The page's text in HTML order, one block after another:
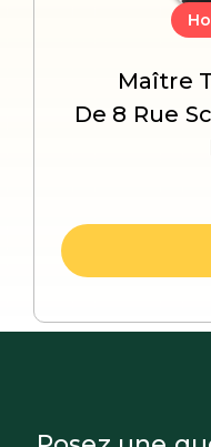
Maître
De 8 Rue